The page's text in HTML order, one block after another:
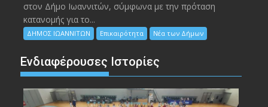
στον Δήμο Ιωαννιτών, σύμφωνα με την πρόταση
κατανομής για το...
ΔΗΜΟΣ ΙΩΑΝΝΙΤΩΝ Επικαιρότητα Νέα των Δήμων
Ενδιαφέρουσες Ιστορίες